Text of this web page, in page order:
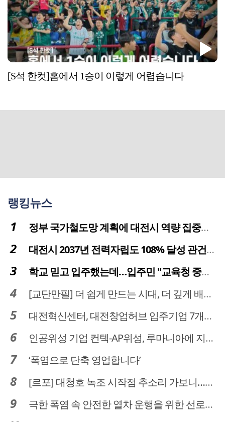
[S석 한컷]홈에서 1승이 이렇게 어렵습니다
랭킹뉴스
정부 국가철도망 계획에 대전시 역량 집중해야
대전시 2037년 전력자립도 108% 달성 관건은 '주민 수용성'
학교 믿고 입주했는데…입주민 "교육청 중재 나서라"
[교단만필] 더 쉽게 만드는 시대, 더 깊게 배우는 교육
대전혁신센터, 대전창업허브 입주기업 7개사 모집
인공위성 기업 컨텍-AP위성, 루마니아에 지상국 시스템 전수
‘폭염으로 단축 영업합니다’
[르포] 대청호 녹조 시작점 추소리 가보니…걷어내도 짙은 초록빛
극한 폭염 속 안전한 열차 운행을 위한 선로관리